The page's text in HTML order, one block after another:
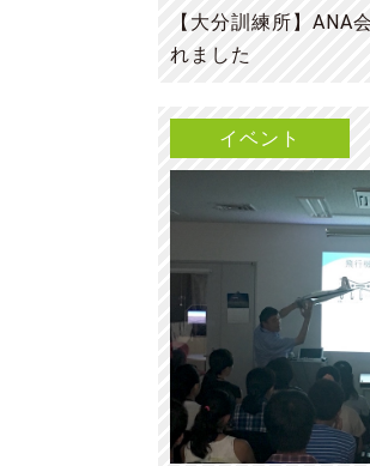
【大分訓練所】ANA
れました
イベント